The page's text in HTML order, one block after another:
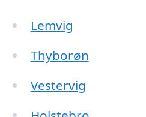
Lemvig
Thyborøn
Vestervig